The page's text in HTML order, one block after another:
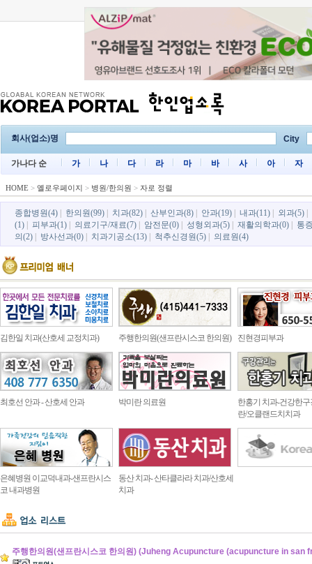
회사(업소)명 City
가나다 순 가 나 다 라 마 바 사 아 자
HOME > 옐로우페이지 > 병원/한의원 > 자로 정렬
종합병원(4) 한의원(99) 치과(82) 산부인과(8) 안과(19) 내과(11) 외과(5)
(1)
피부과(1) 의료기구/재료(7) 암전문(0) 성형외과(5) 재활의학과(0)
통
의(2)
방사선과(0) 치과기공소(13) 척추신경원(5) 의료원(4)
김한일 치과(산호세 교정치과) 주행한의원(샌프란시스코 한의원) 진현경피부과
최호선 안과 - 산호세 안과 박미란 의료원
한홍기 치과-건강한
란/오클랜드치치과
은혜병원 이교덕내과-샌프란시스
코 내과병원
동산 치과- 산타클라라 치과/산호세
치과
주행한의원(샌프란시스코 한의원) (Juheng Acupuncture (acupuncture in san